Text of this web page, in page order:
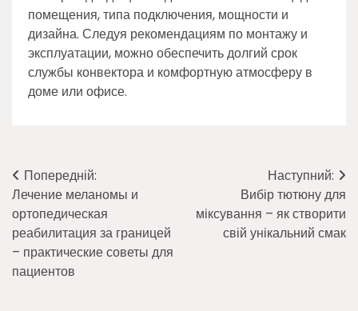
помещения, типа подключения, мощности и
дизайна. Следуя рекомендациям по монтажу и
эксплуатации, можно обеспечить долгий срок
службы конвектора и комфортную атмосферу в
доме или офисе.
Навігація
записів
Попередній:
Лечение меланомы и
ортопедическая
реабилитация за границей
– практические советы для
пациентов
Наступний:
Вибір тютюну для
міксування – як створити
свій унікальний смак